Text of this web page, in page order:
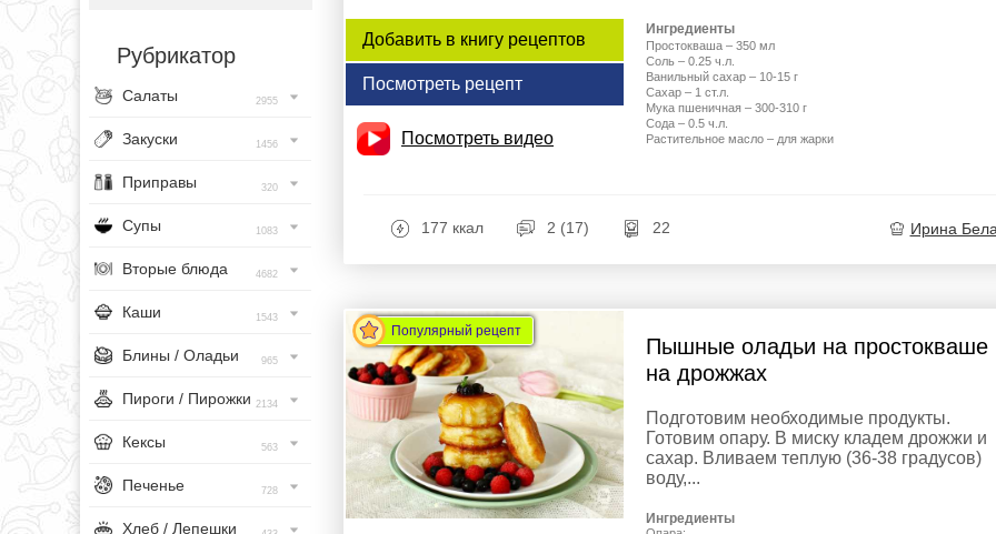
Рубрикатор
Салаты 2955
Закуски 1456
Приправы 320
Супы 1083
Вторые блюда 4682
Каши 1543
Блины / Оладьи 965
Пироги / Пирожки 2134
Кексы 563
Печенье 728
Хлеб / Лепешки
Добавить в книгу рецептов
Посмотреть рецепт
Посмотреть видео
Ингредиенты
Простокваша – 350 мл
Соль – 0.25 ч.л.
Ванильный сахар – 10-15 г
Сахар – 1 ст.л.
Мука пшеничная – 300-310 г
Сода – 0.5 ч.л.
Растительное масло – для жарки
177 ккал 2 (17) 22 Ирина
Популярный рецепт
Пышные оладьи на простокваше
на дрожжах
Подготовим необходимые продукты.
Готовим опару. В миску кладем дрожжи и
сахар. Вливаем теплую (36-38 градусов)
воду,...
Ингредиенты